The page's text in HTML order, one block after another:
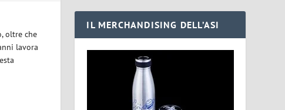
oltre che
lavora
IL MERCHANDISING DELL’ASI